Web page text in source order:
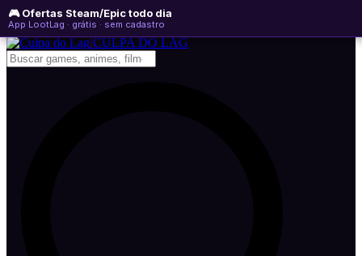
🎮 Ofertas Steam/Epic todo dia
App LootLag · grátis · sem cadastro
segunda-feira, 10 de agosto de 2026
Newsletter
CULPA DO LAG